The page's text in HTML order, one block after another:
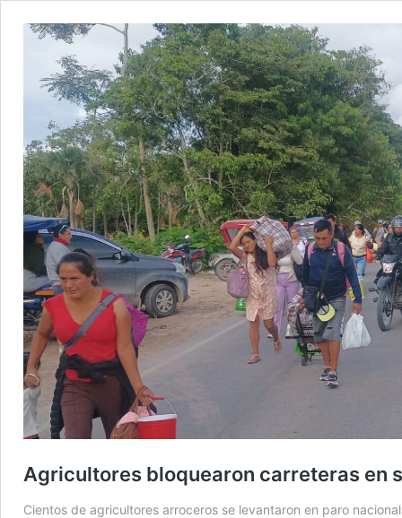
Agricultores bloquearon carreteras en
Cientos de agricultores arroceros se levantaron en paro